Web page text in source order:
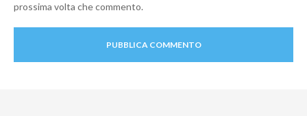
prossima volta che commento.